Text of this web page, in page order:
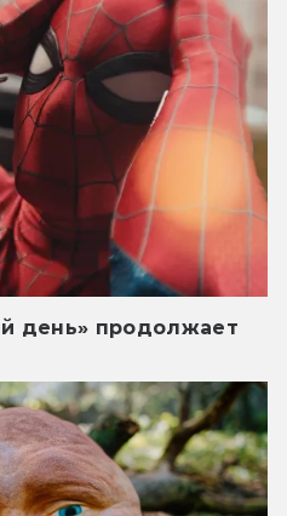
день» продолжает